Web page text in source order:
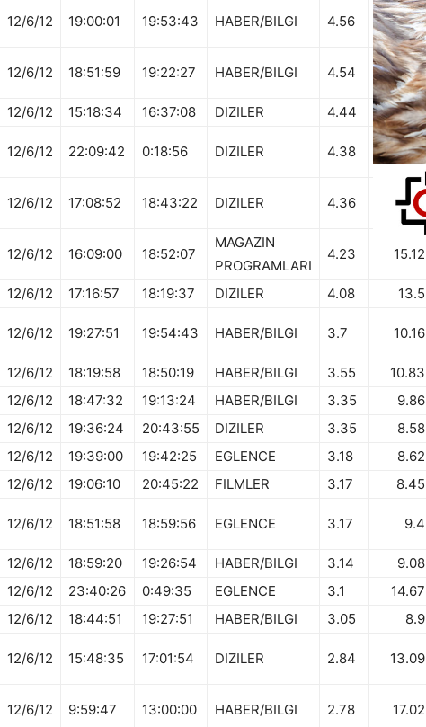
12/6/12 19:00:01 19:53:43 HABER/BILGI 4.56 12.87
12/6/12 18:51:59 19:22:27 HABER/BILGI 4.54 13.29
12/6/12 15:18:34 16:37:08 DIZILER 4.44 22.4
12/6/12 22:09:42 0:18:56 DIZILER 4.38 12.47
12/6/12 17:08:52 18:43:22 DIZILER 4.36 14.27
12/6/12 16:09:00 18:52:07
MAGAZIN
PROGRAMLARI
4.23 15.12
12/6/12 17:16:57 18:19:37 DIZILER 4.08 13.5
12/6/12 19:27:51 19:54:43 HABER/BILGI 3.7 10.16
12/6/12 18:19:58 18:50:19 HABER/BILGI 3.55
10.83
12/6/12 18:47:32 19:13:24 HABER/BILGI 3.35
9.86
12/6/12 19:36:24 20:43:55 DIZILER 3.35
8.58
12/6/12 19:39:00 19:42:25 EGLENCE 3.18
8.62
12/6/12 19:06:10 20:45:22 FILMLER 3.17 8.45
12/6/12 18:51:58 18:59:56 EGLENCE 3.17 9.4
12/6/12 18:59:20 19:26:54 HABER/BILGI 3.14
9.08
12/6/12 23:40:26 0:49:35 EGLENCE 3.1
14.67
12/6/12 18:44:51 19:27:51 HABER/BILGI 3.05 8.9
12/6/12 15:48:35 17:01:54 DIZILER 2.84 13.09
12/6/12 9:59:47 13:00:00 HABER/BILGI 2.78 17.02